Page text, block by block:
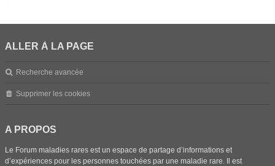
ALLER À LA PAGE
Recherche avancée
Supprimer les cookies
A PROPOS
Le Forum maladies rares est un espace de partage d’informations et
d’expériences pour les personnes touchées par une maladie rare. Il est